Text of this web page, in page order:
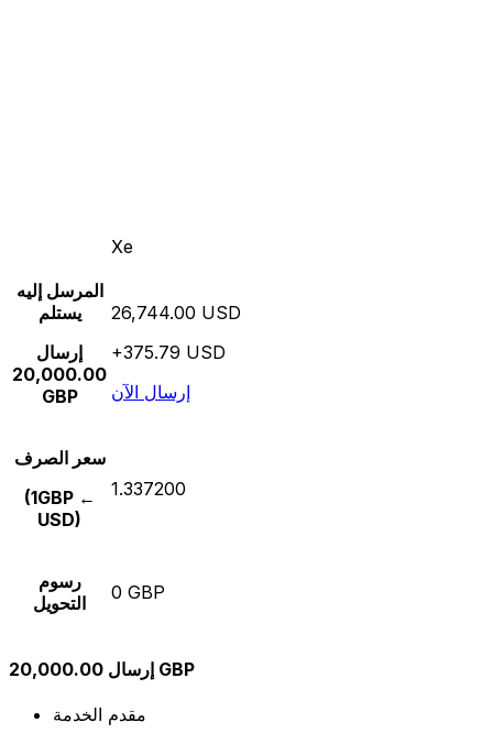
Xe
المرسل إليه
يستلم
إرسال
20,000.00
GBP
26,744.00 USD
+375.79 USD
إرسال الآن
سعر الصرف
(1GBP ←
USD)
1.337200
رسوم
التحويل
0 GBP
إرسال 20,000.00 GBP
مقدم الخدمة